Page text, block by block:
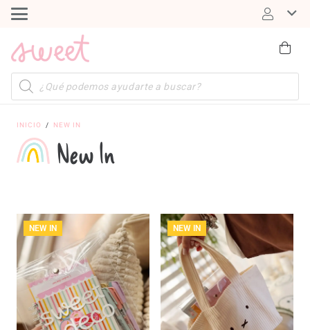
Búsqueda
de
productos
INICIO / NEW IN
New In
NEW IN NEW IN